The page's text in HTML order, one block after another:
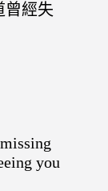
曾經失
you